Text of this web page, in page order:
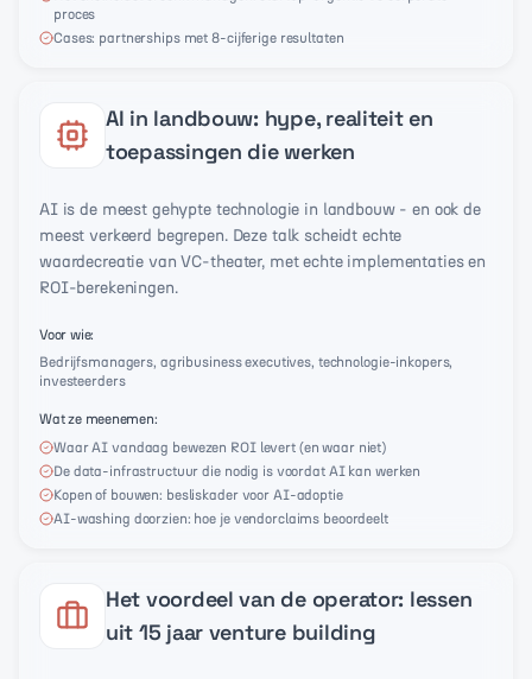
proces
Cases: partnerships met 8-cijferige resultaten
AI in landbouw: hype, realiteit en
toepassingen die werken
AI is de meest gehypte technologie in landbouw - en ook de
meest verkeerd begrepen. Deze talk scheidt echte
waardecreatie van VC-theater, met echte implementaties en
ROI-berekeningen.
Voor wie:
Bedrijfsmanagers, agribusiness executives, technologie-inkopers,
investeerders
Wat ze meenemen:
Waar AI vandaag bewezen ROI levert (en waar niet)
De data-infrastructuur die nodig is voordat AI kan werken
Kopen of bouwen: besliskader voor AI-adoptie
AI-washing doorzien: hoe je vendorclaims beoordeelt
Het voordeel van de operator: lessen
uit 15 jaar venture building